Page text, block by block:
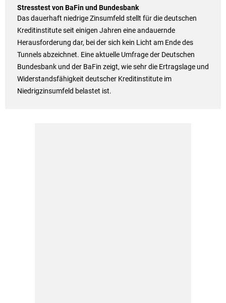
Stresstest von BaFin und Bundesbank
Das dauerhaft niedrige Zinsumfeld stellt für die deutschen
Kreditinstitute seit einigen Jahren eine andauernde
Herausforderung dar, bei der sich kein Licht am Ende des
Tunnels abzeichnet. Eine aktuelle Umfrage der Deutschen
Bundesbank und der BaFin zeigt, wie sehr die Ertragslage und
Widerstandsfähigkeit deutscher Kreditinstitute im
Niedrigzinsumfeld belastet ist.